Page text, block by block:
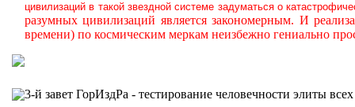
цивилизаций в такой звездной системе задуматься о
разумных цивилизаций является закономерным. И
времени) по космическим меркам неизбежно гениально
3-й завет ГорИздРа - тестирование человечности элиты